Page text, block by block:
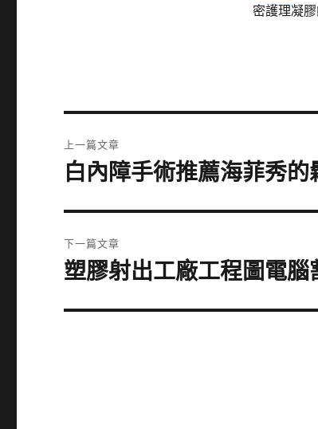
密護理凝
章
上一篇文章
上
篇
文
章:
白內障手術推薦海菲秀
下一篇文章
下
篇
塑膠射出工廠工程圖電